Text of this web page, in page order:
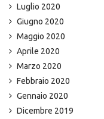
Luglio 2020
Giugno 2020
Maggio 2020
Aprile 2020
Marzo 2020
Febbraio 2020
Gennaio 2020
Dicembre 2019